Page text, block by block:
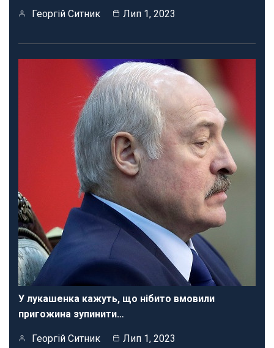
Георгій Ситник Лип 1, 2023
У лукашенка кажуть, що нібито вмовили
пригожина зупинити…
Георгій Ситник Лип 1, 2023